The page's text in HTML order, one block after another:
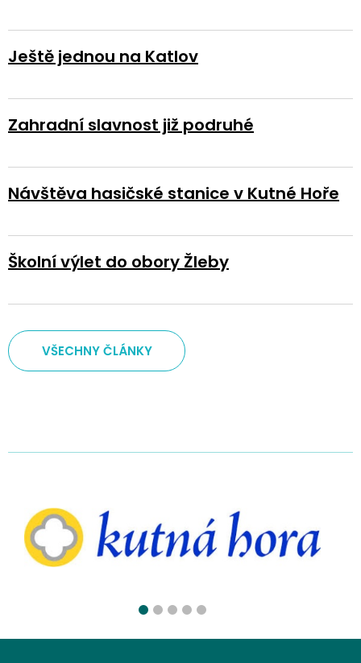
Ještě jednou na Katlov
Zahradní slavnost již podruhé
Návštěva hasičské stanice v Kutné Hoře
Školní výlet do obory Žleby
VŠECHNY ČLÁNKY